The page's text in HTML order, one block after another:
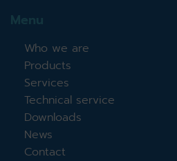
Menu
Who we are
Products
Services
Technical service
Downloads
News
Contact